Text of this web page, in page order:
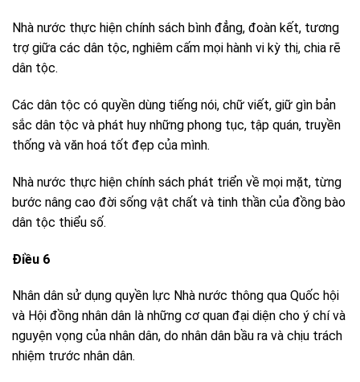
Nhà nước thực hiện chính sách bình đẳng, đoàn kết, tương
trợ giữa các dân tộc, nghiêm cấm mọi hành vi kỳ thị, chia rẽ
dân tộc.
Các dân tộc có quyền dùng tiếng nói, chữ viết, giữ gìn bản
sắc dân tộc và phát huy những phong tục, tập quán, truyền
thống và văn hoá tốt đẹp của mình.
Nhà nước thực hiện chính sách phát triển về mọi mặt, từng
bước nâng cao đời sống vật chất và tinh thần của đồng bào
dân tộc thiểu số.
Điều 6
Nhân dân sử dụng quyền lực Nhà nước thông qua Quốc hội
và Hội đồng nhân dân là những cơ quan đại diện cho ý chí và
nguyện vọng của nhân dân, do nhân dân bầu ra và chịu trách
nhiệm trước nhân dân.